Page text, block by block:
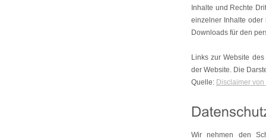
Inhalte und Rechte
einzelner Inhalte oder
Downloads für den
Links zur Website
der Website. Die
Quelle: Disclaimer
Wir nehmen den